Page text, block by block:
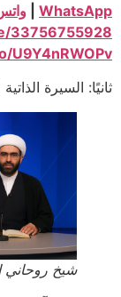
WhatsApp
33756755928
U9Y4nRWOPv
ثانيًا: السيرة
شيخ روحاني